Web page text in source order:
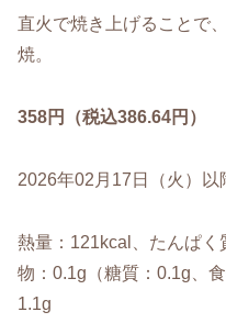
直火で焼き上げることで
焼。
358円（税込386.64円）
2026年02月17日（火）以
熱量：121kcal、たんぱ
物：0.1g（糖質：0.1g、
1.1g